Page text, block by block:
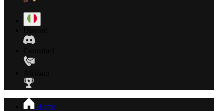
Home